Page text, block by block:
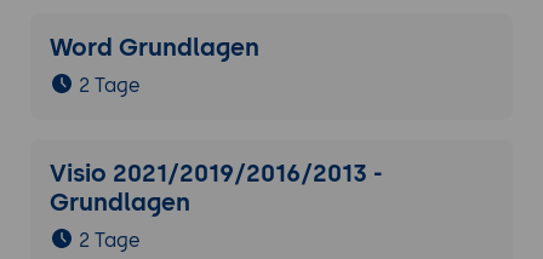
Word Grundlagen
2 Tage
Visio 2021/2019/2016/2013 -
Grundlagen
2 Tage